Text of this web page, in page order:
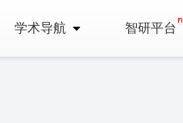
学术导航 智研平台